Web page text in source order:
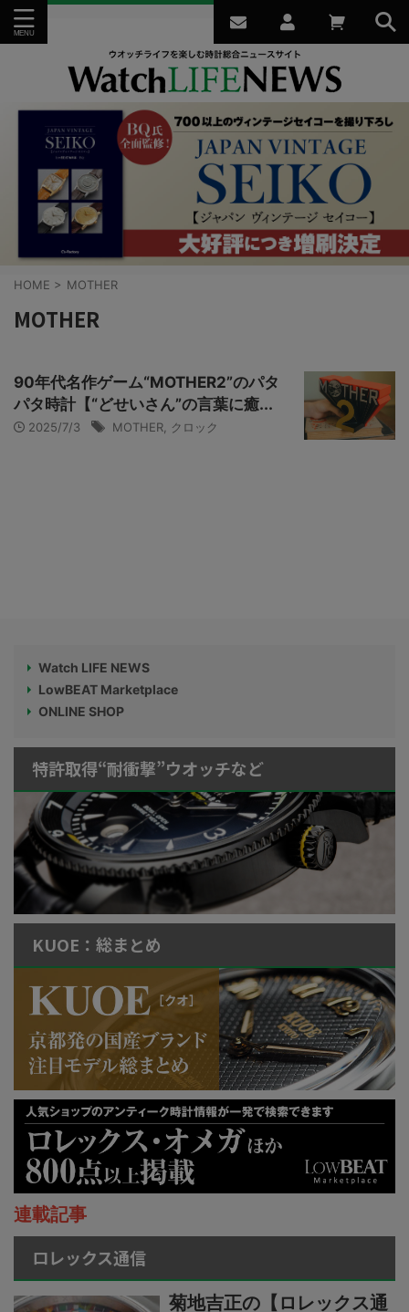
HOME > MOTHER
MOTHER
90年代名作ゲーム“MOTHER2”のパタ
パタ時計【“どせいさん”の言葉に癒...
2025/7/3 MOTHER クロック
Watch LIFE NEWS
LowBEAT Marketplace
ONLINE SHOP
特許取得“耐衝撃”ウオッチなど
KUOE：総まとめ
連載記事
ロレックス通信
菊地吉正の【ロレックス通